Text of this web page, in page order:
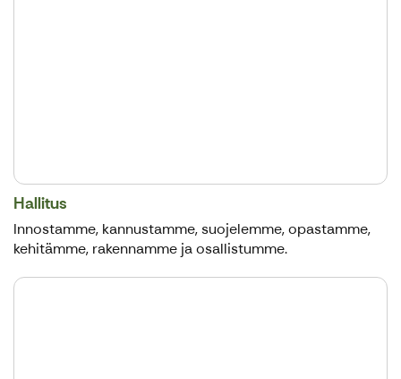
Hallitus
Innostamme, kannustamme, suojelemme, opastamme,
kehitämme, rakennamme ja osallistumme.